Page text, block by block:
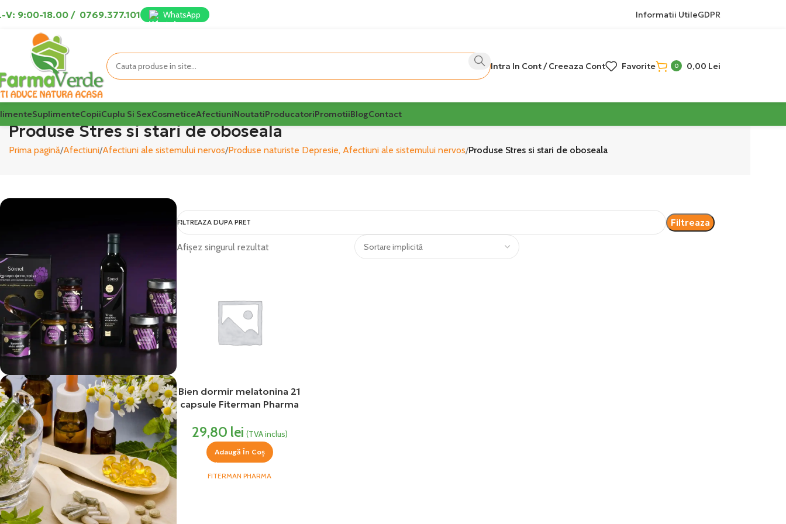
V: 9:00-18.00 / 0769.377.101 WhatsApp Informatii UtileGDPR
Intra In Cont / Creeaza Cont Favorite 0 0,00 Lei
SuplimenteCopiiCuplu Si SexCosmeticeAfectiuniNoutatiProducatoriPromotiiBlogContact
Produse Stres si stari de oboseala
Prima pagină Afectiuni Afectiuni ale sistemului nervos Produse naturiste Depresie, Afectiuni ale sistemului nervos Produse Stres si stari de oboseala
vezi si...
Produse Alimentare
FILTREAZA DUPA PRET Filtreaza
Afișez singurul rezultat
Bien dormir melatonina 21
capsule Fiterman Pharma
29,80 lei (TVA inclus)
Adaugă În Coș
FITERMAN PHARMA